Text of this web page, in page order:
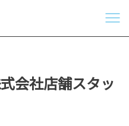
会社店舗スタッ